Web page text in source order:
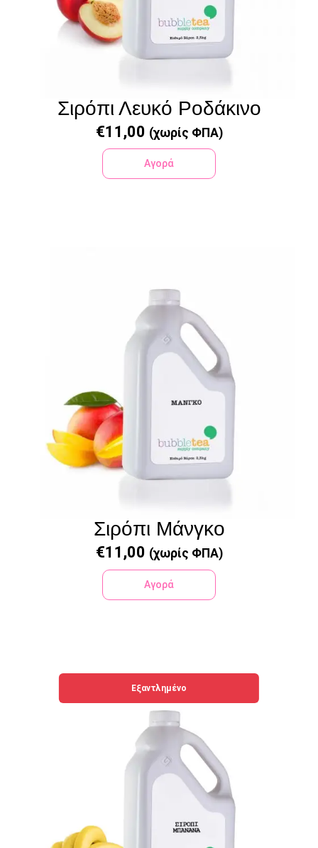
Σιρόπι Λευκό Ροδάκινο
€11,00 (χωρίς ΦΠΑ)
Αγορά
Σιρόπι Μάνγκο
€11,00 (χωρίς ΦΠΑ)
Αγορά
Εξαντλημένο